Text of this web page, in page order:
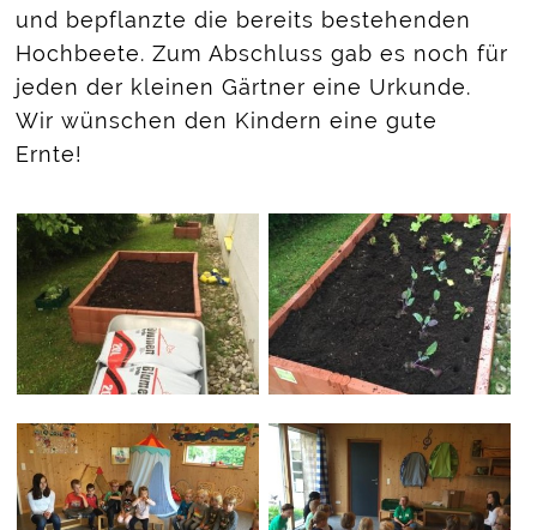
und bepflanzte die bereits bestehenden
Hochbeete. Zum Abschluss gab es noch für
jeden der kleinen Gärtner eine Urkunde.
Wir wünschen den Kindern eine gute
Ernte!